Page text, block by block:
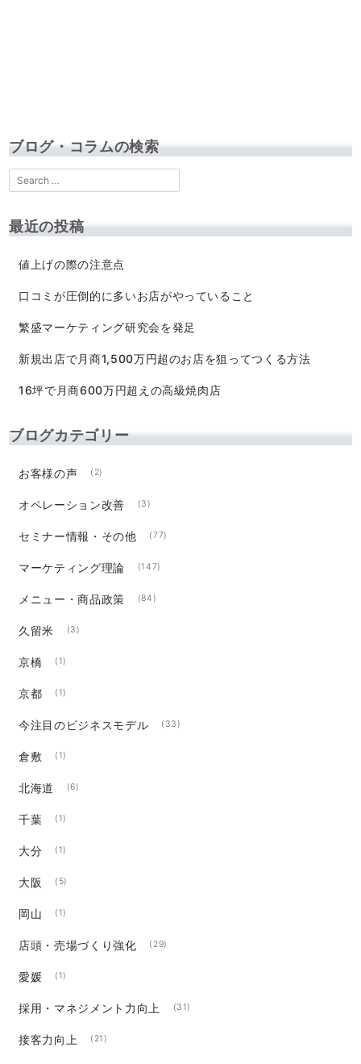
ブログ・コラムの検索
最近の投稿
値上げの際の注意点
口コミが圧倒的に多いお店がやっていること
繁盛マーケティング研究会を発足
新規出店で月商1,500万円超のお店を狙ってつくる方法
16坪で月商600万円超えの高級焼肉店
ブログカテゴリー
お客様の声 (2)
オペレーション改善 (3)
セミナー情報・その他 (77)
マーケティング理論 (147)
メニュー・商品政策 (84)
久留米 (3)
京橋 (1)
京都 (1)
今注目のビジネスモデル (33)
倉敷 (1)
北海道 (6)
千葉 (1)
大分 (1)
大阪 (5)
岡山 (1)
店頭・売場づくり強化 (29)
愛媛 (1)
採用・マネジメント力向上 (31)
接客力向上 (21)